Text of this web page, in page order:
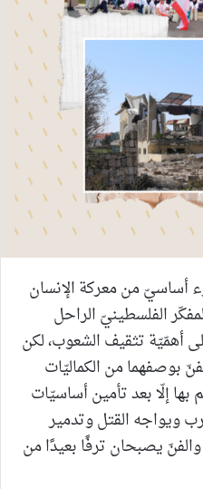
أساسيّ من معركة الإنسان
الفلسطينيّ الراحل
أهمّيّة تثقيف الشعوب، لكن
بوصفهما من الكماليّات
بها إلّا بعد تأمين أساسيّات
ويواجه القتل وتدمير
يصبحان ترفًا بعيدًا من